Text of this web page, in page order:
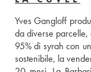
Yves Gangloff
da diverse parcelle,
95% di syrah con
sostenibile, la